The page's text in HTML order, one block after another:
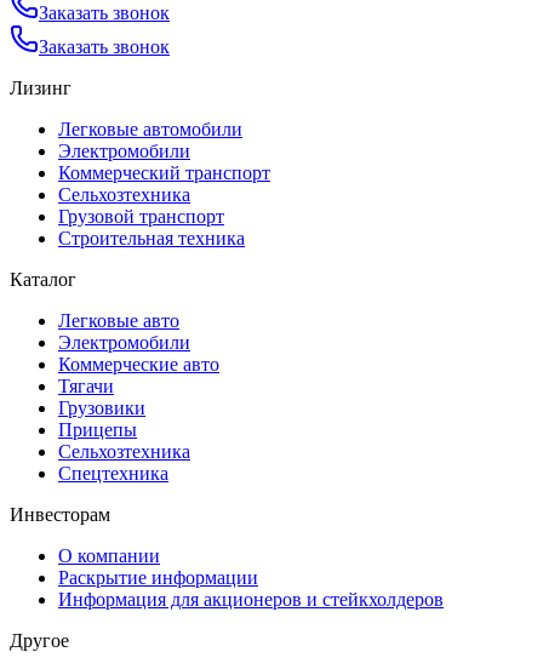
Заказать звонок
Заказать звонок
Лизинг
Легковые автомобили
Электромобили
Коммерческий транспорт
Сельхозтехника
Грузовой транспорт
Строительная техника
Каталог
Легковые авто
Электромобили
Коммерческие авто
Тягачи
Грузовики
Прицепы
Сельхозтехника
Спецтехника
Инвесторам
О компании
Раскрытие информации
Информация для акционеров и стейкхолдеров
Другое